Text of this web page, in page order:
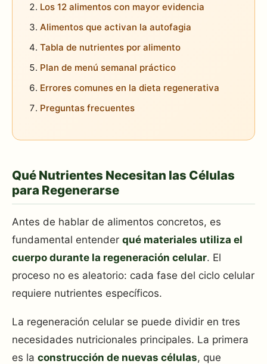
Los 12 alimentos con mayor evidencia
Alimentos que activan la autofagia
Tabla de nutrientes por alimento
Plan de menú semanal práctico
Errores comunes en la dieta regenerativa
Preguntas frecuentes
Qué Nutrientes Necesitan las Células
para Regenerarse
Antes de hablar de alimentos concretos, es
fundamental entender qué materiales utiliza el
cuerpo durante la regeneración celular. El
proceso no es aleatorio: cada fase del ciclo celular
requiere nutrientes específicos.
La regeneración celular se puede dividir en tres
necesidades nutricionales principales. La primera
es la construcción de nuevas células, que